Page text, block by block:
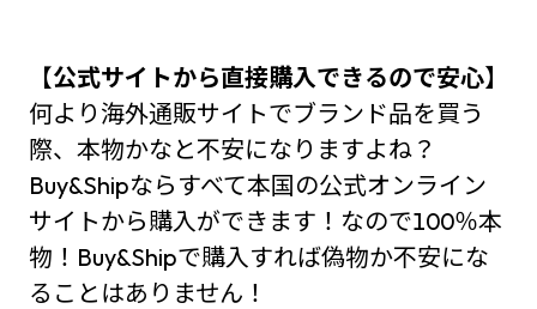
【公式サイトから直接購入できるので安心】
何より海外通販サイトでブランド品を買う
際、本物かなと不安になりますよね？
Buy&Shipならすべて本国の公式オンライン
サイトから購入ができます！なので100％本
物！Buy&Shipで購入すれば偽物か不安にな
ることはありません！